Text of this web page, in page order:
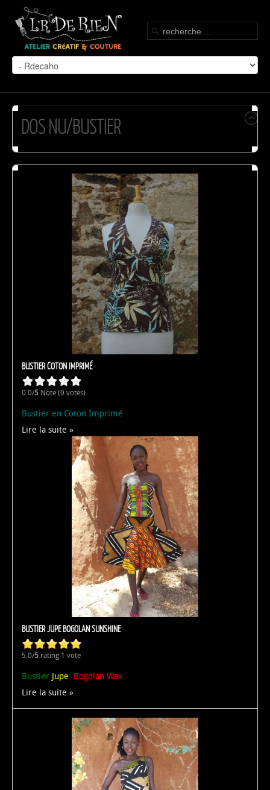
DOS NU/BUSTIER
BUSTIER COTON IMPRIMÉ
0.0/5 Note (0 votes)
Bustier en Coton Imprimé
Lire la suite
BUSTIER JUPE BOGOLAN SUNSHINE
5.0/5 rating 1 vote
Bustier Jupe Bogolan Wax
Lire la suite